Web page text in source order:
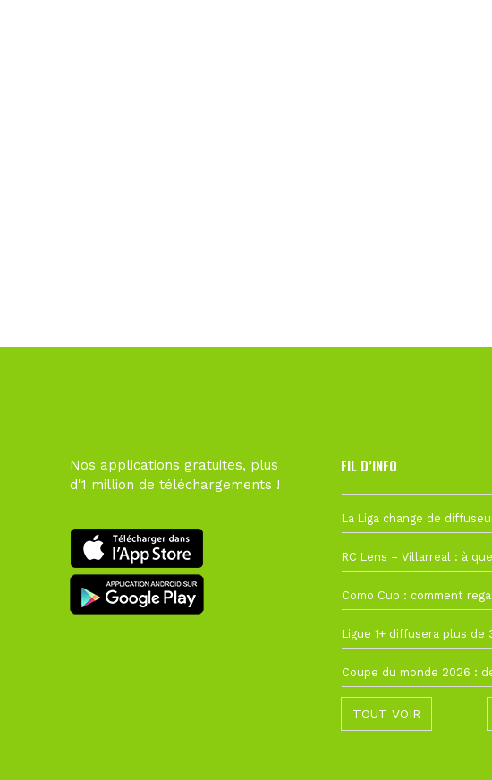
Nos applications gratuites, plus
d'1 million de téléchargements !
FIL D’INFO
TOUT VOIR